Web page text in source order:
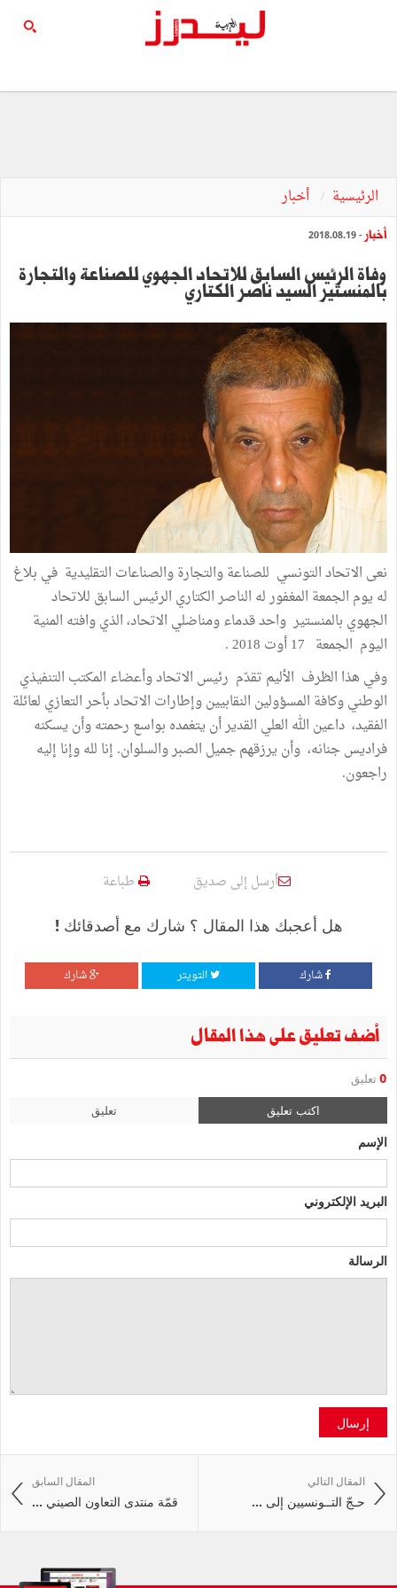
الرئيسية أخبار
أخبار - 2018.08.19
وفاة الرئيس السابق للاتحاد الجهوي للصناعة والتجارة
بالمنستير السيد ناصر الكتاري
نعى الاتحاد التونسي للصناعة والتجارة والصناعات التقليدية في بلاغ
له يوم الجمعة المغفور له الناصر الكتاري الرئيس السابق للاتحاد
الجهوي بالمنستير واحد قدماء ومناضلي الاتحاد، الذي وافته المنية
اليوم الجمعة 17 أوت 2018 .
وفي هذا الظرف الأليم تقدّم رئيس الاتحاد وأعضاء المكتب التنفيذي
الوطني وكافة المسؤولين النقابيين وإطارات الاتحاد بأحر التعازي لعائلة
الفقيد، داعين الله العلي القدير أن يتغمده بواسع رحمته وأن يسكنه
فراديس جنانه، وأن يرزقهم جميل الصبر والسلوان. إنا لله وإنا إليه
راجعون.
أرسل إلى صديق طباعة
هل أعجبك هذا المقال ؟ شارك مع أصدقائك !
شارك التويتر شارك
أضف تعليق على هذا المقال
0 تعليق
اكتب تعليق تعليق
الإسم
البريد الإلكتروني
الرسالة
إرسال
المقال السابق
قمّة منتدى التعاون الصيني ...
المقال التالي
حـجّ التــونسيين إلى ...